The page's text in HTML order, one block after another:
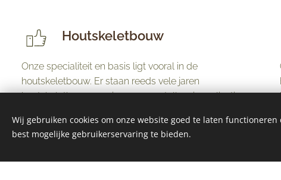
Houtskeletbouw
Onze specialiteit en basis ligt vooral in de
houtskeletbouw. Er staan reeds vele jaren
houtskeletbouwervaring op onze teller via realisaties
technieken.
Wij gebruiken cookies om onze website goed te laten
best mogelijke gebruikerservaring te bieden.